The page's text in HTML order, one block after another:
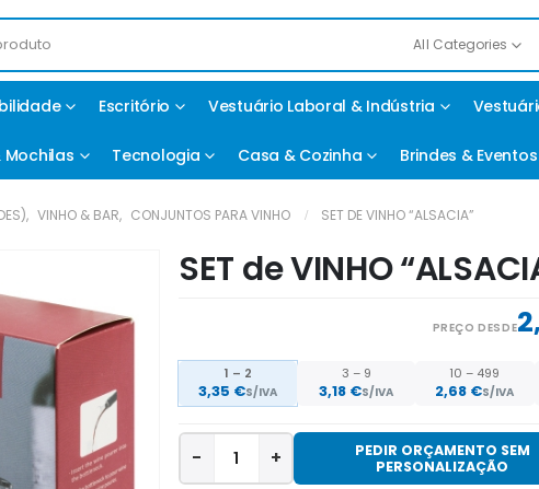
All Categories
Escritório Vestuário Laboral & Indústria
Mochilas Tecnologia Casa & Cozinha Brindes & Eventos
, VINHO & BAR, CONJUNTOS PARA VINHO SET DE VINHO “ALSACIA”
SET de VINHO
PREÇO DESDE
1 – 2
3,35 €S/IVA
3 – 9
3,18 €S/IVA
10 – 499
2,68 €S/IVA
- +
PEDIR ORÇAMENTO SEM
PERSONALIZAÇÃO